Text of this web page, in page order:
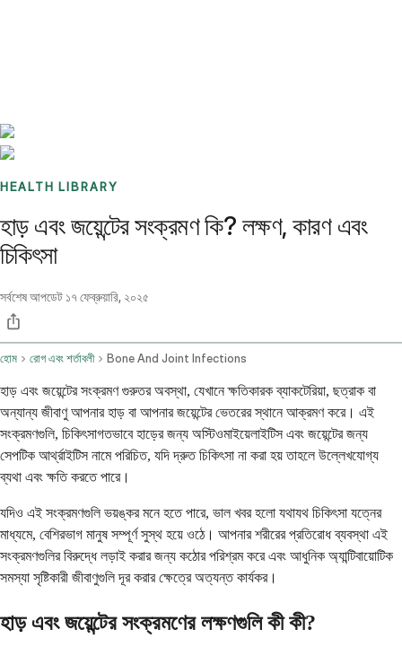
HEALTH LIBRARY
হাড় এবং জয়েন্টের সংক্রমণ কি? লক্ষণ, কারণ এবং
চিকিৎসা
সর্বশেষ আপডেট ১৭ ফেব্রুয়ারি, ২০২৫
হোম রোগ এবং শর্তাবলী Bone And Joint Infections
হাড় এবং জয়েন্টের সংক্রমণ গুরুতর অবস্থা, যেখানে ক্ষতিকারক ব্যাকটেরিয়া, ছত্রাক বা
অন্যান্য জীবাণু আপনার হাড় বা আপনার জয়েন্টের ভেতরের স্থানে আক্রমণ করে। এই
সংক্রমণগুলি, চিকিৎসাগতভাবে হাড়ের জন্য অস্টিওমাইয়েলাইটিস এবং জয়েন্টের জন্য
সেপটিক আর্থ্রাইটিস নামে পরিচিত, যদি দ্রুত চিকিৎসা না করা হয় তাহলে উল্লেখযোগ্য
ব্যথা এবং ক্ষতি করতে পারে।
যদিও এই সংক্রমণগুলি ভয়ঙ্কর মনে হতে পারে, ভাল খবর হলো যথাযথ চিকিৎসা যত্নের
মাধ্যমে, বেশিরভাগ মানুষ সম্পূর্ণ সুস্থ হয়ে ওঠে। আপনার শরীরের প্রতিরোধ ব্যবস্থা এই
সংক্রমণগুলির বিরুদ্ধে লড়াই করার জন্য কঠোর পরিশ্রম করে এবং আধুনিক অ্যান্টিবায়োটিক
সমস্যা সৃষ্টিকারী জীবাণুগুলি দূর করার ক্ষেত্রে অত্যন্ত কার্যকর।
হাড় এবং জয়েন্টের সংক্রমণের লক্ষণগুলি কী কী?